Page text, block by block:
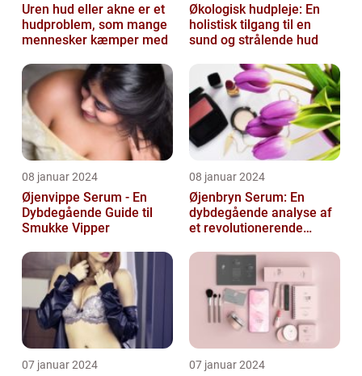
Uren hud eller akne er et
hudproblem, som mange
mennesker kæmper med
Økologisk hudpleje: En
holistisk tilgang til en
sund og strålende hud
08 januar 2024
Øjenvippe Serum - En
Dybdegående Guide til
Smukke Vipper
08 januar 2024
Øjenbryn Serum: En
dybdegående analyse af
et revolutionerende
07 januar 2024 07 januar 2024